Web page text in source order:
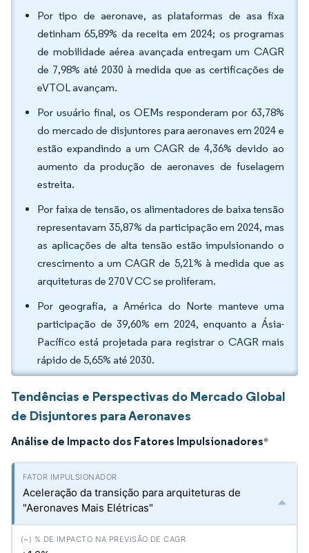
Por tipo de aeronave, as plataformas de asa fixa
detinham 65,89% da receita em 2024; os programas
de mobilidade aérea avançada entregam um CAGR
de 7,98% até 2030 à medida que as certificações de
eVTOL avançam.
Por usuário final, os OEMs responderam por 63,78%
do mercado de disjuntores para aeronaves em 2024 e
estão expandindo a um CAGR de 4,36% devido ao
aumento da produção de aeronaves de fuselagem
estreita.
Por faixa de tensão, os alimentadores de baixa tensão
representavam 35,87% da participação em 2024, mas
as aplicações de alta tensão estão impulsionando o
crescimento a um CAGR de 5,21% à medida que as
arquiteturas de 270 V CC se proliferam.
Por geografia, a América do Norte manteve uma
participação de 39,60% em 2024, enquanto a Ásia-
Pacífico está projetada para registrar o CAGR mais
rápido de 5,65% até 2030.
Tendências e Perspectivas do Mercado Global
de Disjuntores para Aeronaves
Análise de Impacto dos Fatores Impulsionadores*
Aceleração da transição para arquiteturas de
"Aeronaves Mais Elétricas"